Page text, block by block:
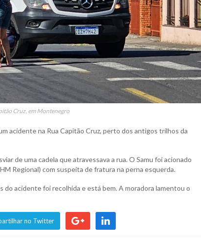
Cruz, em Montenegro
acidente na Rua Capitão Cruz, perto dos antigos trilhos da
de uma cadela que atravessava a rua. O Samu foi acionado
Regional) com suspeita de fratura na perna esquerda.
do acidente foi recolhida e está bem. A moradora lamentou o
no Twitter